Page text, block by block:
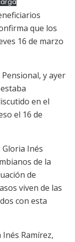
que los
16 de marzo
y ayer
en el
el 16 de
Inés
de la
de
viven de las
con esta
Ramírez,